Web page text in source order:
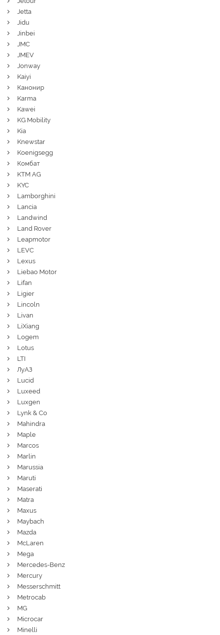
Jetta
Jidu
Jinbei
JMC
JMEV
Jonway
Kaiyi
Канонир
Karma
Kawei
KG Mobility
Kia
Knewstar
Koenigsegg
Комбат
KTM AG
KYC
Lamborghini
Lancia
Landwind
Land Rover
Leapmotor
LEVC
Lexus
Liebao Motor
Lifan
Ligier
Lincoln
Livan
LiXiang
Logem
Lotus
LTI
ЛуАЗ
Lucid
Luxeed
Luxgen
Lynk & Co
Mahindra
Maple
Marcos
Marlin
Marussia
Maruti
Maserati
Matra
Maxus
Maybach
Mazda
McLaren
Mega
Mercedes-Benz
Mercury
Messerschmitt
Metrocab
MG
Microcar
Minelli